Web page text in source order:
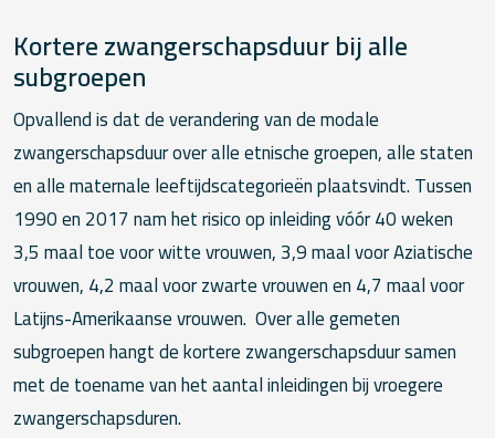
Kortere zwangerschapsduur bij alle
subgroepen
Opvallend is dat de verandering van de modale
zwangerschapsduur over alle etnische groepen, alle staten
en alle maternale leeftijdscategorieën plaatsvindt. Tussen
1990 en 2017 nam het risico op inleiding vóór 40 weken
3,5 maal toe voor witte vrouwen, 3,9 maal voor Aziatische
vrouwen, 4,2 maal voor zwarte vrouwen en 4,7 maal voor
Latijns-Amerikaanse vrouwen. Over alle gemeten
subgroepen hangt de kortere zwangerschapsduur samen
met de toename van het aantal inleidingen bij vroegere
zwangerschapsduren.